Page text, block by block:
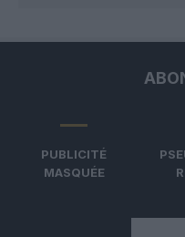
PUBLICITÉ
MASQUÉE